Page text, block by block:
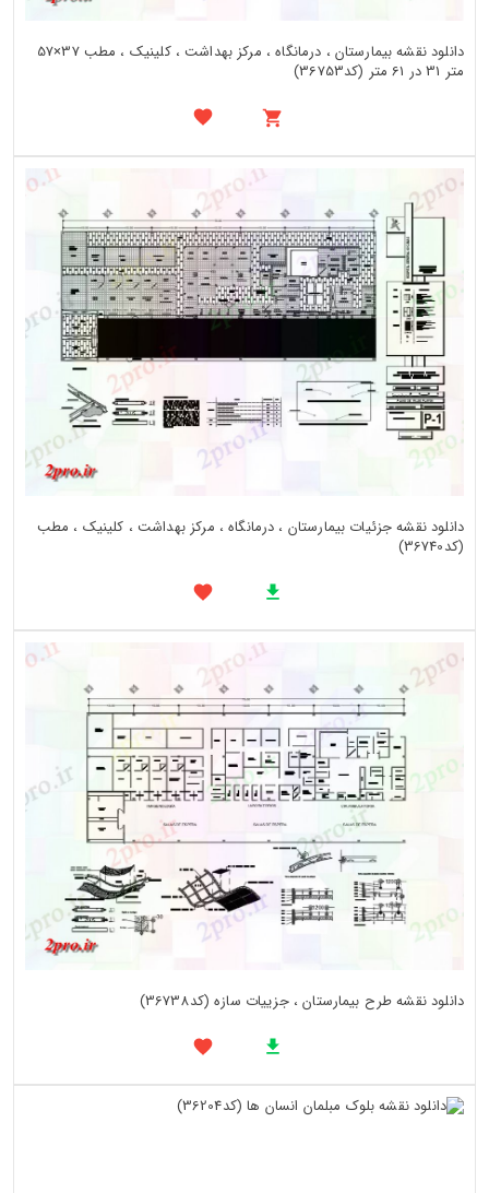
دانلود نقشه بیمارستان ، درمانگاه ، مرکز بهداشت ، کلینیک ، مطب 37×57
متر 31 در 61 متر (کد36753)
دانلود نقشه جزئیات بیمارستان ، درمانگاه ، مرکز بهداشت ، کلینیک ، مطب
(کد36740)
دانلود نقشه طرح بیمارستان ، جزییات سازه (کد36738)